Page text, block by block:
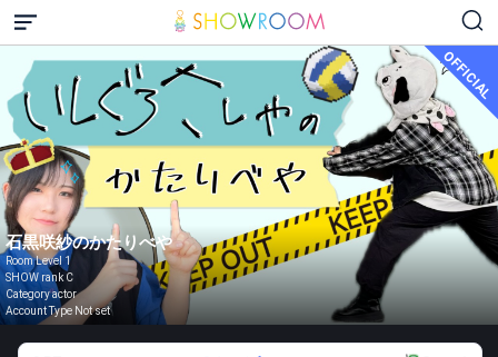
OFFICIAL
石黒咲紗のかたりべや
Room Level 1
SHOW rank C
Category actor
Account Type Not set